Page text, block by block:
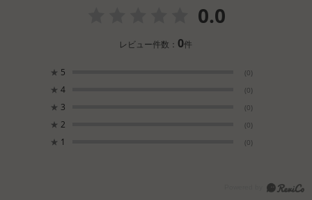
0.0
レビュー件数：0件
★ 5 (0)
★ 4 (0)
★ 3 (0)
★ 2 (0)
★ 1 (0)